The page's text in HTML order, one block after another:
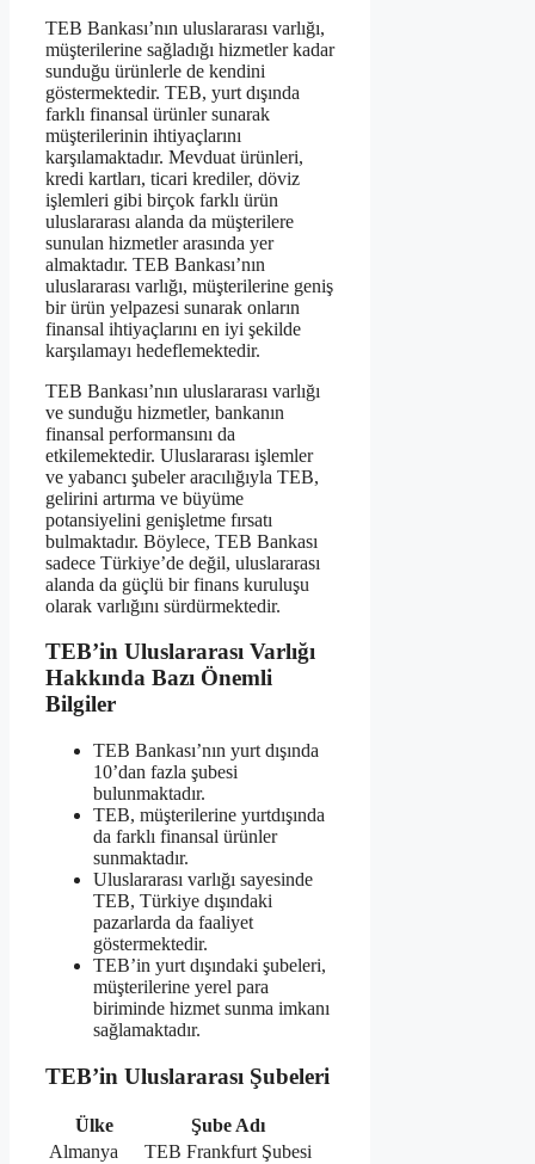
TEB Bankası’nın uluslararası varlığı,
müşterilerine sağladığı hizmetler kadar
sunduğu ürünlerle de kendini
göstermektedir. TEB, yurt dışında
farklı finansal ürünler sunarak
müşterilerinin ihtiyaçlarını
karşılamaktadır. Mevduat ürünleri,
kredi kartları, ticari krediler, döviz
işlemleri gibi birçok farklı ürün
uluslararası alanda da müşterilere
sunulan hizmetler arasında yer
almaktadır. TEB Bankası’nın
uluslararası varlığı, müşterilerine geniş
bir ürün yelpazesi sunarak onların
finansal ihtiyaçlarını en iyi şekilde
karşılamayı hedeflemektedir.
TEB Bankası’nın uluslararası varlığı
ve sunduğu hizmetler, bankanın
finansal performansını da
etkilemektedir. Uluslararası işlemler
ve yabancı şubeler aracılığıyla TEB,
gelirini artırma ve büyüme
potansiyelini genişletme fırsatı
bulmaktadır. Böylece, TEB Bankası
sadece Türkiye’de değil, uluslararası
alanda da güçlü bir finans kuruluşu
olarak varlığını sürdürmektedir.
TEB’in Uluslararası Varlığı
Hakkında Bazı Önemli
Bilgiler
TEB Bankası’nın yurt dışında
10’dan fazla şubesi
bulunmaktadır.
TEB, müşterilerine yurtdışında
da farklı finansal ürünler
sunmaktadır.
Uluslararası varlığı sayesinde
TEB, Türkiye dışındaki
pazarlarda da faaliyet
göstermektedir.
TEB’in yurt dışındaki şubeleri,
müşterilerine yerel para
biriminde hizmet sunma imkanı
sağlamaktadır.
TEB’in Uluslararası Şubeleri
Ülke
Şube Adı
Almanya
TEB Frankfurt Şubesi